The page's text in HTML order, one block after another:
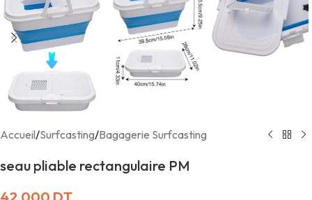
Accueil/Surfcasting/Bagagerie Surfcasting
seau pliable rectangulaire PM